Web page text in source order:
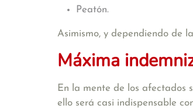
Peatón.
Asimismo, y dependiendo de
Máxima
En la mente de los afectados
ello será casi indispensable